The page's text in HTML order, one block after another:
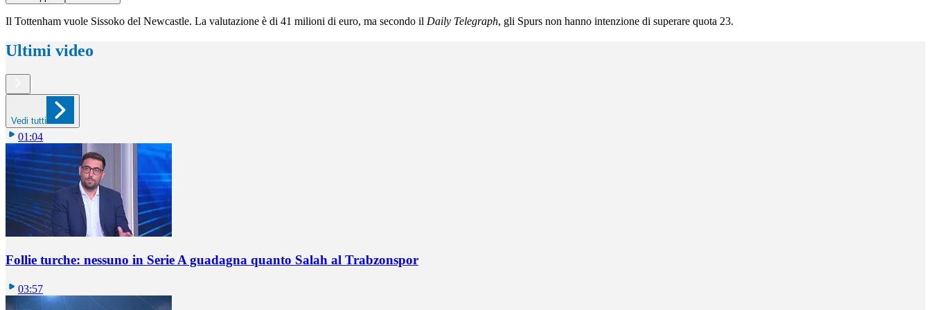
Il Tottenham vuole Sissoko del Newcastle. La valutazione è di 41 milioni di euro, ma secondo il Daily Telegraph, gli Spurs non hanno intenzione di superare quota 23.
Ultimi video
Vedi tutti
01:04
Follie turche: nessuno in Serie A guadagna quanto Salah al Trabzonspor
03:57